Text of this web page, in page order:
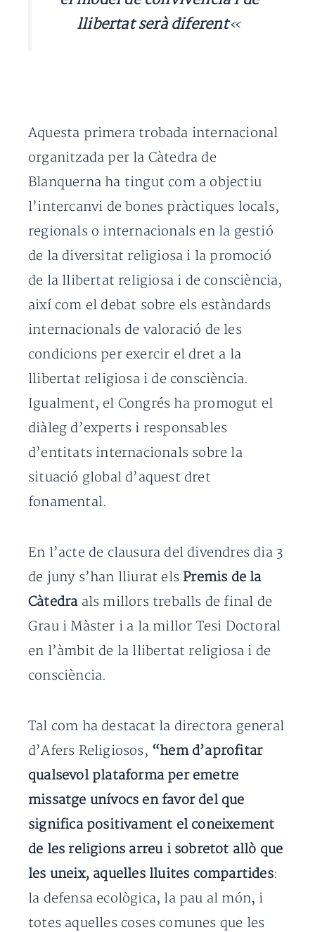
llibertat serà diferent«
Aquesta primera trobada internacional
organitzada per la Càtedra de
Blanquerna ha tingut com a objectiu
l’intercanvi de bones pràctiques locals,
regionals o internacionals en la gestió
de la diversitat religiosa i la promoció
de la llibertat religiosa i de consciència,
així com el debat sobre els estàndards
internacionals de valoració de les
condicions per exercir el dret a la
llibertat religiosa i de consciència.
Igualment, el Congrés ha promogut el
diàleg d’experts i responsables
d’entitats internacionals sobre la
situació global d’aquest dret
fonamental.
En l’acte de clausura del divendres dia 3
de juny s’han lliurat elsPremis de la
Càtedraals millors treballs de final de
Grau i Màster i a la millor Tesi Doctoral
en l’àmbit de la llibertat religiosa i de
consciència.
Tal com ha destacat la directora general
d’Afers Religiosos, “hem d’aprofitar
qualsevol plataforma per emetre
missatge unívocs en favor del que
significa positivament el coneixement
de les religions arreu i sobretot allò que
les uneix, aquelles lluites compartides:
la defensa ecològica, la pau al món, i
totes aquelles coses comunes que les